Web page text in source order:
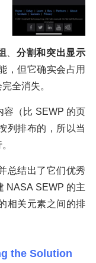
、分割和突出显示
，但它确实会占用
全消失。
容（比 SEWP 的页
列排布的，所以当
总结出了它们优秀
NASA SEWP 的主
相关元素之间的排
the Solution